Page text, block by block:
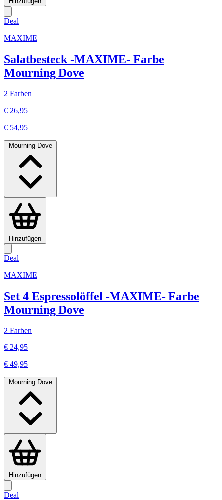
Deal
MAXIME
Salatbesteck -MAXIME- Farbe
Mourning Dove
2 Farben
€ 26,95
€ 54,95
Mourning Dove
Hinzufügen
Deal
MAXIME
Set 4 Espressolöffel -MAXIME- Farbe
Mourning Dove
2 Farben
€ 24,95
€ 49,95
Mourning Dove
Hinzufügen
Deal